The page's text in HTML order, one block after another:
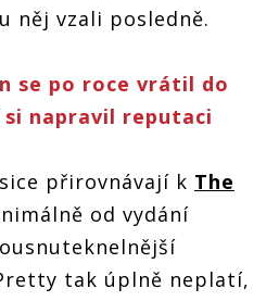
něj vzali posledně.
se po roce vrátil do
si napravil reputaci
přirovnávají k The
od vydání
tak úplně neplatí,